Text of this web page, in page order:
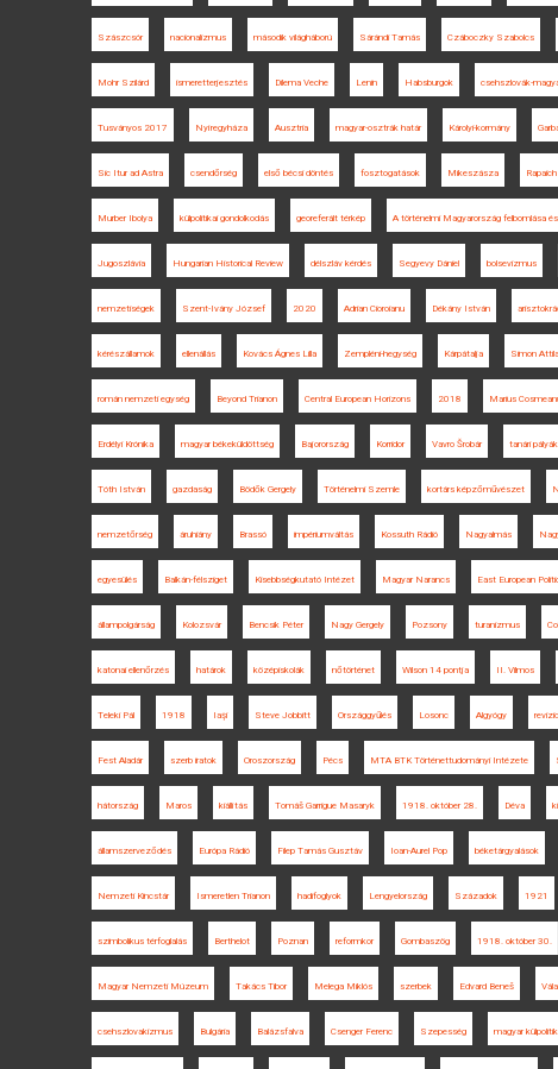
Szászcsór nacionalizmus második világháború Sárándi Tamás Czáboczky Szabolcs
Mohr Szilárd ismeretterjesztés Dilema Veche Lenin Habsburgok csehszlovák-
Tusványos 2017 Nyíregyháza Ausztria magyar-osztrák határ Károlyi-kormány
Sic Itur ad Astra csendőrség első bécsi döntés fosztogatások Mikeszásza
Murber Ibolya külpolitikai gondolkodás georeferált térkép A történelmi Magyarország felbomlása
Jugoszlávia Hungarian Historical Review délszláv kérdés Segyevy Dániel bolsevizmus
nemzetiségek Szent-Ivány József 2020 Adrian Cioroianu Dékány István
kérészállamok ellenállás Kovács Ágnes Lilla Zempléni-hegység Kárpátalja Simon Attila
román nemzeti egység Beyond Trianon Central European Horizons 2018 Marius
Erdélyi Krónika magyar békeküldöttség Bajorország Korridor Vavro Šrobár tanári pályák
Tóth István gazdaság Bödők Gergely Történelmi Szemle kortárs képzőművészet
nemzetőrség áruhiány Brassó impériumváltás Kossuth Rádió Nagyalmás
egyesülés Balkán-félsziget Kisebbségkutató Intézet Magyar Narancs East European
állampolgárság Kolozsvár Bencsik Péter Nagy Gergely Pozsony turanizmus
katonai ellenőrzés határok középiskolák nőtörténet Wilson 14 pontja II. Vilmos
Teleki Pál 1918 Iaşi Steve Jobbitt Országgyűlés Losonc Algyógy
Fest Aladár szerb iratok Oroszország Pécs MTA BTK Történettudományi Intézete
hátország Maros kiállítás Tomáš Garrigue Masaryk 1918. október 28. Déva
államszerveződés Európa Rádió Filep Tamás Gusztáv Ioan-Aurel Pop béketárgyalások
Nemzeti Kincstár Ismeretlen Trianon hadifoglyok Lengyelország Századok 1921
szimbolikus térfoglalás Berthelot Poznan reformkor Gombaszög 1918. október 30.
Magyar Nemzeti Múzeum Takács Tibor Melega Miklós szerbek Edvard Beneš
csehszlovakizmus Bulgária Balázsfalva Csenger Ferenc Szepesség magyar